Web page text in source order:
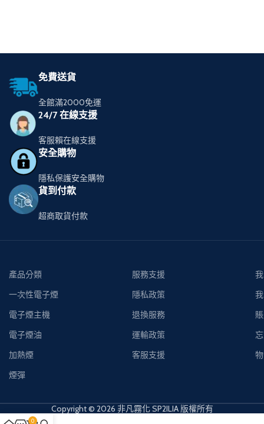
免費送貨
全館滿2000免運
24/7 在線支援
客服賴在線支援
安全購物
隱私保護安全購物
貨到付款
超商取貨付款
產品分類
一次性電子煙
電子煙主機
電子煙油
加熱煙
煙彈
服務支援
隱私政策
退換服務
運輸政策
客服支援
Copyright © 2026 非凡霧化 SP2ILIA 版權所有
0